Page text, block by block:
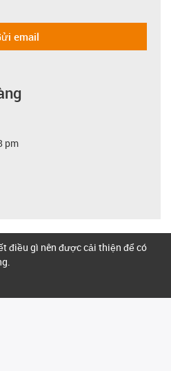
email
pm
điều gì nên được cải thiện để có